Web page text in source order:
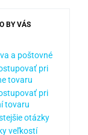
BY VÁS
a poštovné
pri
tovaru
pri
tovaru
otázky
veľkostí